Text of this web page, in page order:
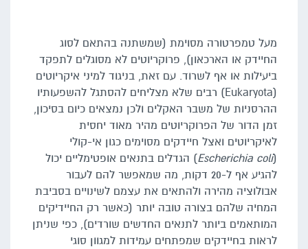
מעל טמפרטורה מסוימת (שמשתנה בהתאם לסוג
החיידק או הארכאון), פרוקריוטים לא מסוגלים לתפקד
ביעילות או אף לשרוד. עם זאת, בניגוד למיני איקריוטים
(Eukaryota) רבים שלא מצליחים להסתגל להשפעותיו
ההרסניות של משבר האקלים ולכן נמצאים כיום בסיכון,
זמן הדור של הפרוקריוטים מהיר מאוד יחסית
לאיקריוטים ואצל חיידקים מסוימים כגון אי-קולי
(
Escherichia coli) הגדלים בתנאים אופטימליים יכול
להגיע אף ל-20 דקות, מה שמאפשר להם לעבור
אבולוציה מהירה ולהתאים את עצמם לשינויים בסביבת
המחיה שלהם בצורה טובה יותר (כאשר רק החיידיקים
המותאמים ביותר לתנאים החדשים שורדים), כפי שניתן
לראות בחיידקים שמפתחים עמידות למגוון סוגי